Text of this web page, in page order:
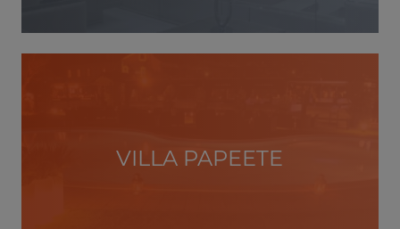
VILLA PAPEETE